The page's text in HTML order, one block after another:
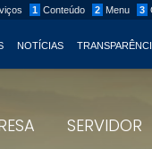
1 Conteúdo 2 Menu 3
NOTÍCIAS
SERVIDOR